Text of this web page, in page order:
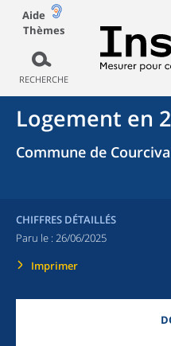
Aide
Thèmes
RECHERCHE
Logement en
Commune de
CHIFFRES DÉTAILLÉS
Paru le : 26/06/2025
Imprimer